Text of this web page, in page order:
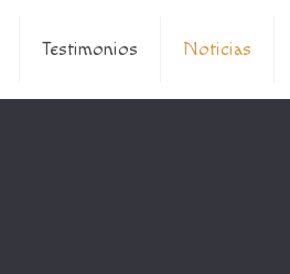
Testimonios Noticias